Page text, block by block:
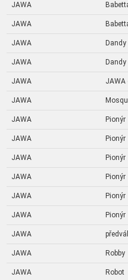
JAWA
JAWA
JAWA Dandy
JAWA Dandy
JAWA
JAWA
JAWA Pionýr
JAWA Pionýr
JAWA Pionýr
JAWA Pionýr
JAWA Pionýr
JAWA Pionýr
JAWA
JAWA Robby
JAWA Robot